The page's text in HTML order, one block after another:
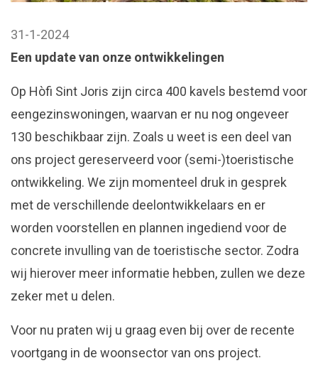
31-1-2024
Een update van onze ontwikkelingen
Op Hòfi Sint Joris zijn circa 400 kavels bestemd voor
eengezinswoningen, waarvan er nu nog ongeveer
130 beschikbaar zijn. Zoals u weet is een deel van
ons project gereserveerd voor (semi-)toeristische
ontwikkeling. We zijn momenteel druk in gesprek
met de verschillende deelontwikkelaars en er
worden voorstellen en plannen ingediend voor de
concrete invulling van de toeristische sector. Zodra
wij hierover meer informatie hebben, zullen we deze
zeker met u delen.
Voor nu praten wij u graag even bij over de recente
voortgang in de woonsector van ons project.